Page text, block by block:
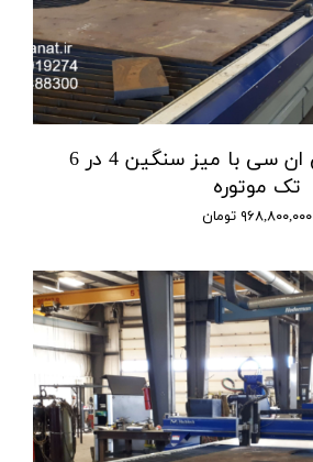
برش پلاسما سی ان سی با میز سنگین 4 در 6
تک موتوره
۹۶۸,۸۰۰,۰۰۰ تومان